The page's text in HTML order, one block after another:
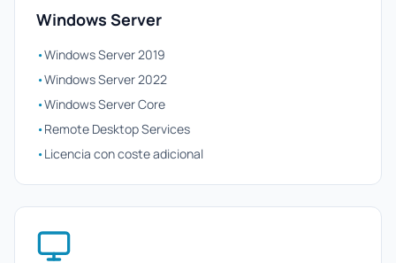
Windows Server
•Windows Server 2019
•Windows Server 2022
•Windows Server Core
•Remote Desktop Services
•Licencia con coste adicional